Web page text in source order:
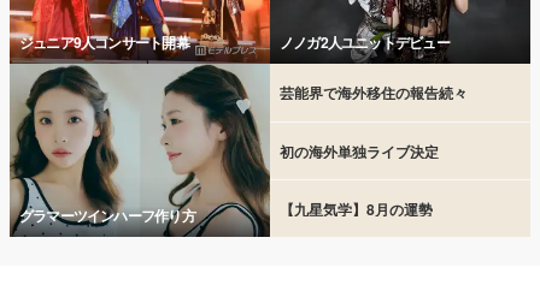
ジュニア9人コンサート開幕 ノノガ2人ユニットデビュー
グラマーツインハーフ作り方
芸能界で海外移住の報告続々
初の海外単独ライブ決定
【九星気学】8月の運勢